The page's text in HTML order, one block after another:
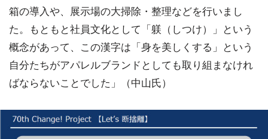
箱の導入や、展示場の大掃除・整理などを行いまし
た。もともと社員文化として「躾（しつけ）」という
概念があって、この漢字は「身を美しくする」という
自分たちがアパレルブランドとしても取り組まなけれ
ばならないことでした」（中山氏）